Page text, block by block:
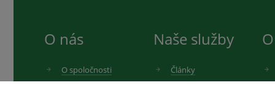
O nás
O spoločnosti
Naše služby
Články